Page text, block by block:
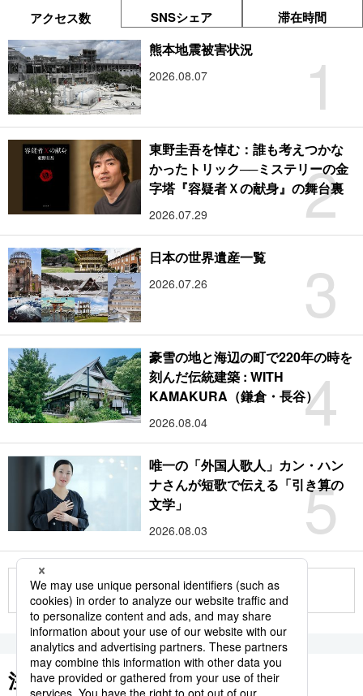
アクセス数 SNSシェア 滞在時間
1
熊本地震被害状況
2026.08.07
2
東野圭吾を悼む：誰も考えつかな
かったトリック──ミステリーの金
字塔『容疑者Ｘの献身』の舞台裏
2026.07.29
3
日本の世界遺産一覧
2026.07.26
4
豪雪の地と海辺の町で220年の時を
刻んだ伝統建築 : WITH
KAMAKURA（鎌倉・長谷）
2026.08.04
5
唯一の「外国人歌人」カン・ハン
ナさんが短歌で伝える「引き算の
文学」
2026.08.03
もっと見る
注目のキーワード